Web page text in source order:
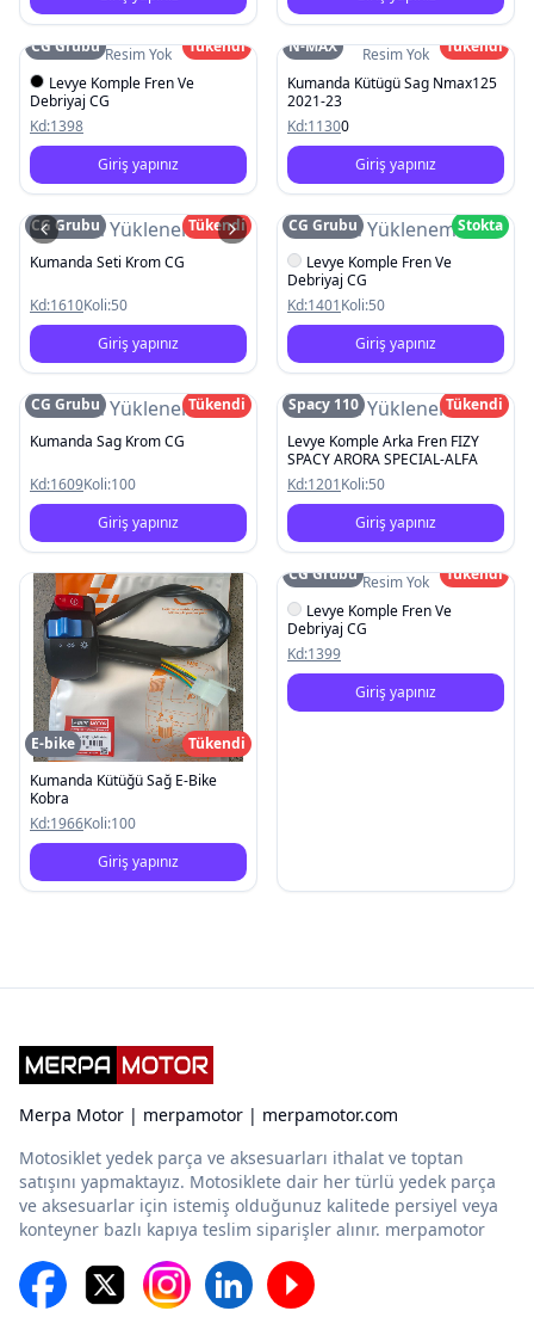
Resim Yok
CG Grubu
Tükendi
Levye Komple Fren Ve
Debriyaj CG
Kd:1398
Giriş yapınız
Resim Yok
N-MAX
Tükendi
Kumanda Kütügü Sag Nmax125
2021-23
Kd:11300
Giriş yapınız
Resim Yüklenemedi
CG Grubu
Tükendi
Kumanda Seti Krom CG
Kd:1610Koli:50
Giriş yapınız
Resim Yüklenemedi
CG Grubu
Stokta
Levye Komple Fren Ve
Debriyaj CG
Kd:1401Koli:50
Giriş yapınız
Resim Yüklenemedi
CG Grubu
Tükendi
Kumanda Sag Krom CG
Kd:1609Koli:100
Giriş yapınız
Resim Yüklenemedi
Spacy 110
Tükendi
Levye Komple Arka Fren FIZY
SPACY ARORA SPECIAL-ALFA
Kd:1201Koli:50
Giriş yapınız
E-bike
Tükendi
Kumanda Kütüğü Sağ E-Bike
Kobra
Kd:1966Koli:100
Giriş yapınız
Resim Yok
CG Grubu
Tükendi
Levye Komple Fren Ve
Debriyaj CG
Kd:1399
Giriş yapınız
Merpa Motor | merpamotor | merpamotor.com
Motosiklet yedek parça ve aksesuarları ithalat ve toptan
satışını yapmaktayız. Motosiklete dair her türlü yedek parça
ve aksesuarlar için istemiş olduğunuz kalitede persiyel veya
konteyner bazlı kapıya teslim siparişler alınır. merpamotor